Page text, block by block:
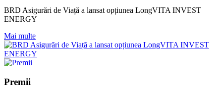
BRD Asigurări de Viață a lansat opțiunea LongVITA INVEST
ENERGY
Mai multe
Premii